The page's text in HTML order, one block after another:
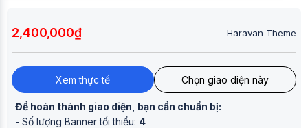
2,400,000₫ Haravan Theme
Xem thực tế Chọn giao diện này
Để hoàn thành giao diện, bạn cần chuẩn bị:
- Số lượng Banner tối thiểu: 4